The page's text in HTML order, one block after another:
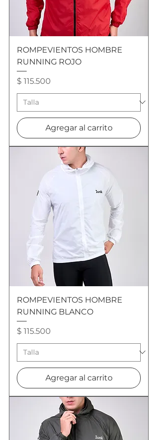
ROMPEVIENTOS HOMBRE
RUNNING ROJO
Precio
$ 115.500
Agregar al carrito
ROMPEVIENTOS HOMBRE
RUNNING BLANCO
Precio
$ 115.500
Agregar al carrito